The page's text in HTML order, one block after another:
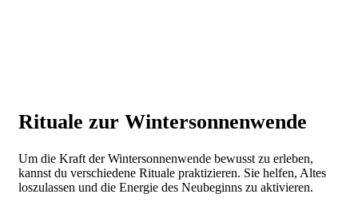
Rituale zur Wintersonnenwende
Um die Kraft der Wintersonnenwende bewusst zu erleben,
kannst du verschiedene Rituale praktizieren. Sie helfen, Altes
loszulassen und die Energie des Neubeginns zu aktivieren.